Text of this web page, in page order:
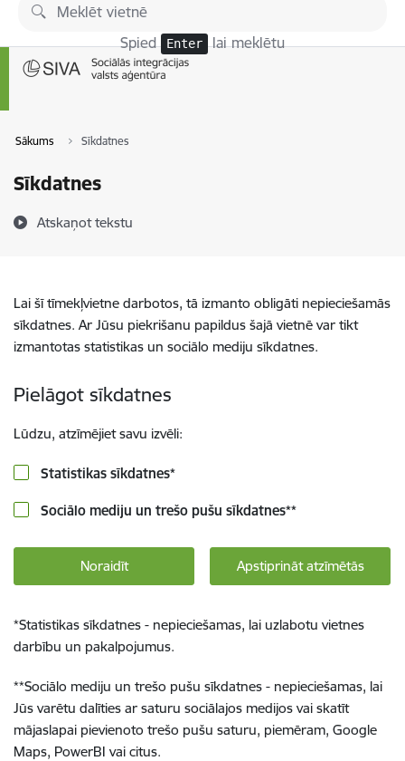
Pāriet uz lapas saturu
Spied Enter lai meklētu
Sākums Sīkdatnes
Sīkdatnes
Atskaņot tekstu
Lai šī tīmekļvietne darbotos, tā izmanto obligāti nepieciešamās
sīkdatnes. Ar Jūsu piekrišanu papildus šajā vietnē var tikt
izmantotas statistikas un sociālo mediju sīkdatnes.
Pielāgot sīkdatnes
Lūdzu, atzīmējiet savu izvēli:
Statistikas sīkdatnes*
Sociālo mediju un trešo pušu sīkdatnes**
Noraidīt Apstiprināt atzīmētās
*Statistikas sīkdatnes - nepieciešamas, lai uzlabotu vietnes
darbību un pakalpojumus.
**Sociālo mediju un trešo pušu sīkdatnes - nepieciešamas, lai
Jūs varētu dalīties ar saturu sociālajos medijos vai skatīt
mājaslapai pievienoto trešo pušu saturu, piemēram, Google
Maps, PowerBI vai citus.